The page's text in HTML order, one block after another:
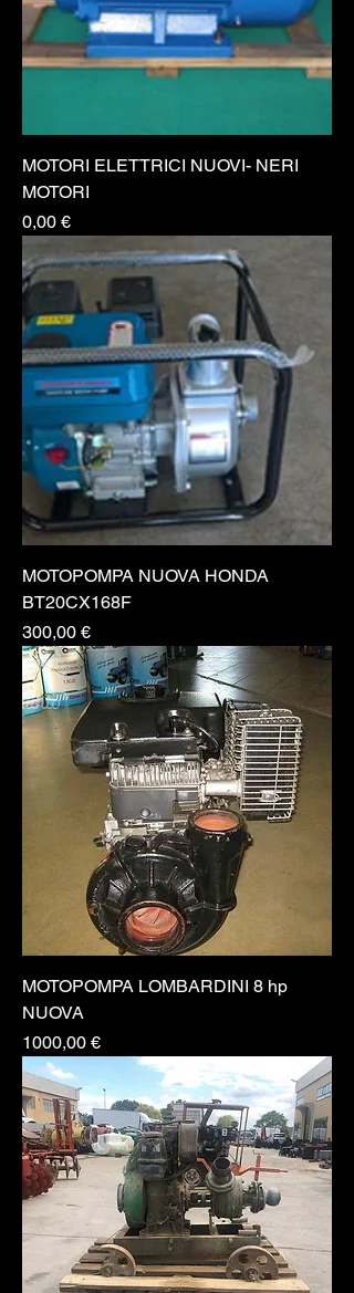
MOTORI ELETTRICI NUOVI- NERI
MOTORI
Prezzo
0,00 €
MOTOPOMPA NUOVA HONDA
BT20CX168F
Prezzo
300,00 €
MOTOPOMPA LOMBARDINI 8 hp
NUOVA
Prezzo
1000,00 €